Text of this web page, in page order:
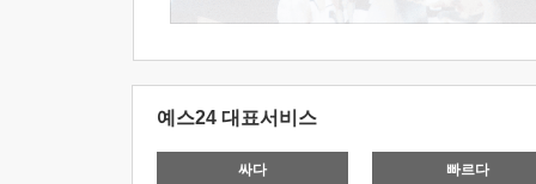
예스24 대표서비스
싸다 빠르다